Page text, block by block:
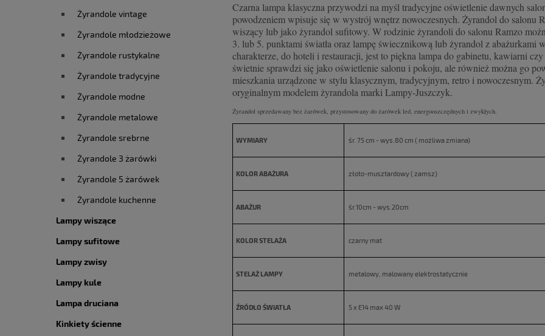
Żyrandole vintage
Żyrandole młodzieżowe
Żyrandole rustykalne
Żyrandole tradycyjne
Żyrandole modne
Żyrandole metalowe
Żyrandole srebrne
Żyrandole 3 żarówki
Żyrandole 5 żarówek
Żyrandole kuchenne
Lampy wiszące
Lampy sufitowe
Lampy zwisy
Lampy kule
Lampa druciana
Kinkiety ścienne
Czarna lampa klasyczna przywodzi na myśl tradycyjne oświetlenie dawnych
powodzeniem wpisuje się w wystrój wnętrz nowoczesnych. Żyrandol do salonu
wiszący lub jako żyrandol sufitowy. W rodzinie żyrandoli do salonu Ramzo
3. lub 5. punktami światła oraz lampę świecznikową lub żyrandol z abażurkami
charakterze, do hoteli i restauracji, jest to piękna lampa do gabinetu, kawiarni
świetnie sprawdzi się jako oświetlenie salonu i pokoju, ale również można go
mieszkania urządzone w stylu klasycznym, tradycyjnym, retro i nowoczesnym.
oryginalnym modelem żyrandola marki Lampy-Juszczyk.
Żyrandol sprzedawany bez żarówek, przystosowany do żarówek led, energooszczędnych i zwykłych.
WYMIARY śr. 75 cm - wys.80 cm ( możliwa zmiana)
KOLOR ABAŻURA złoto-musztardowy ( zamsz)
ABAŻUR śr.10cm - wys.20cm
KOLOR STELAŻA czarny mat
STELAŻ LAMPY metalowy, malowany elektrostatycznie
ŹRÓDŁO ŚWIATŁA 5 x E14 max 40 W